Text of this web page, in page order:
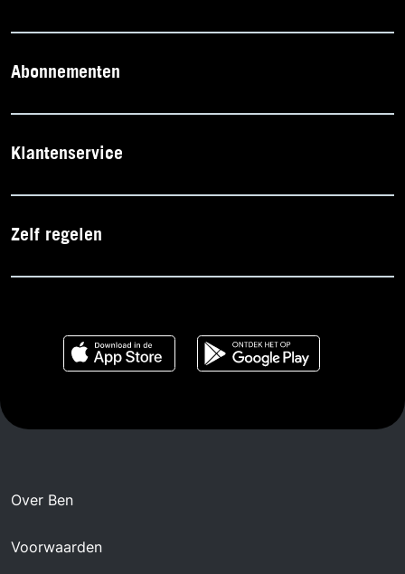
Abonnementen
Klantenservice
Zelf regelen
Over Ben
Voorwaarden